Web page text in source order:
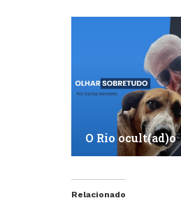
O Rio ocult(ad)o
Relacionado